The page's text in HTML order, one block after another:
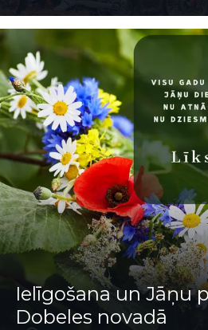
Ielīgošana un Jāņu
Dobeles novadā